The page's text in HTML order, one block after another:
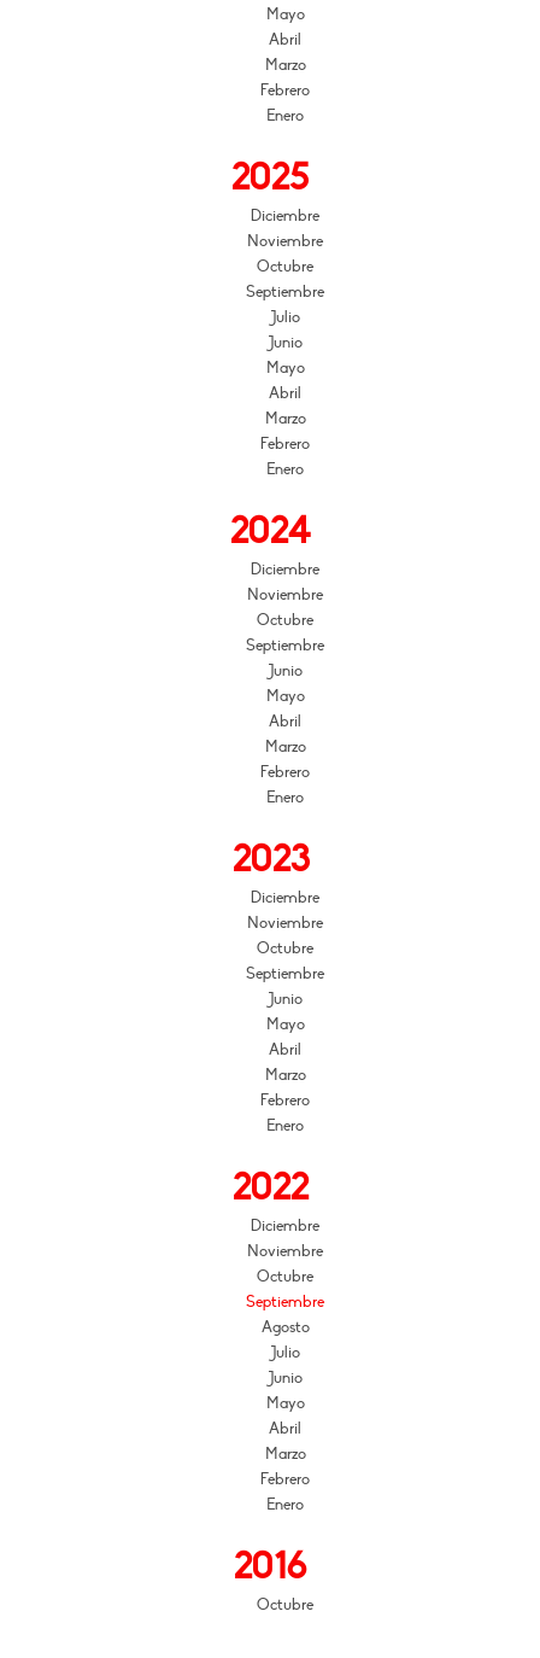
Mayo
Abril
Marzo
Febrero
Enero
2025
Diciembre
Noviembre
Octubre
Septiembre
Julio
Junio
Mayo
Abril
Marzo
Febrero
Enero
2024
Diciembre
Noviembre
Octubre
Septiembre
Junio
Mayo
Abril
Marzo
Febrero
Enero
2023
Diciembre
Noviembre
Octubre
Septiembre
Junio
Mayo
Abril
Marzo
Febrero
Enero
2022
Diciembre
Noviembre
Octubre
Septiembre
Agosto
Julio
Junio
Mayo
Abril
Marzo
Febrero
Enero
2016
Octubre